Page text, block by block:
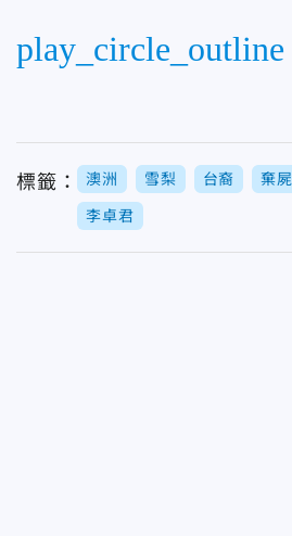
play_circle_outline
標籤： 澳洲 雪梨 台裔 棄屍
李卓君